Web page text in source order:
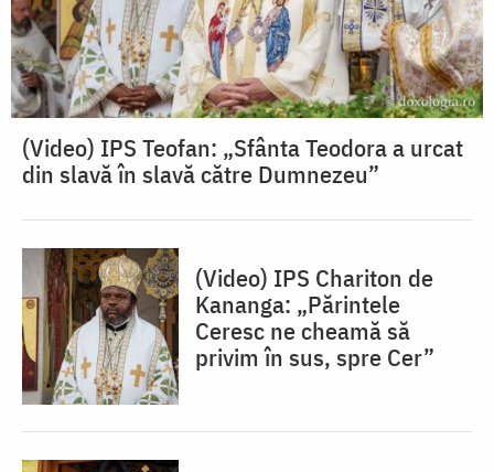
(Video) IPS Teofan: „Sfânta Teodora a urcat
din slavă în slavă către Dumnezeu”
(Video) IPS Chariton de
Kananga: „Părintele
Ceresc ne cheamă să
privim în sus, spre Cer”